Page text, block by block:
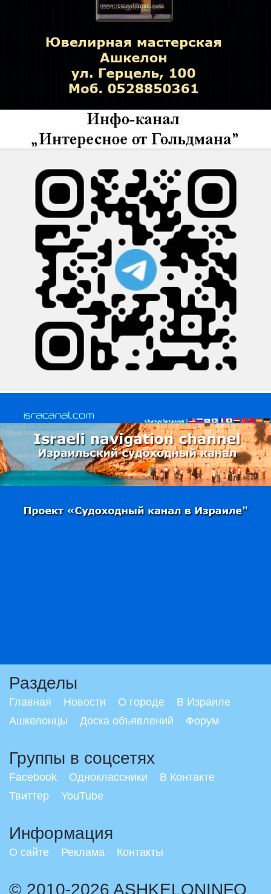
Разделы
Главная Новости О городе
В Израиле
Ашкелонцы
Доска объявлений Форум
Группы в соцсетях
Facebook Одноклассники
В Контакте
Твиттер
YouTube
Информация
О сайте Реклама Контакты
© 2010-2026 ASHKELONINFO